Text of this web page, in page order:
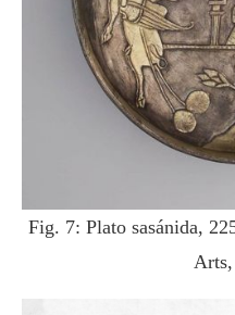
Fig. 7: Plato sasánida,